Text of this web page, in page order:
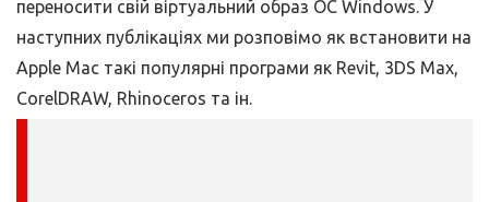
переносити свій віртуальний образ ОС Windows. У
наступних публікаціях ми розповімо як встановити на
Apple Mac такі популярні програми як Revit, 3DS Max,
CorelDRAW, Rhinoceros та ін.